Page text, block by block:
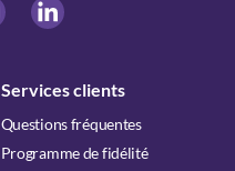
Services clients
Questions fréquentes
Programme de fidélité